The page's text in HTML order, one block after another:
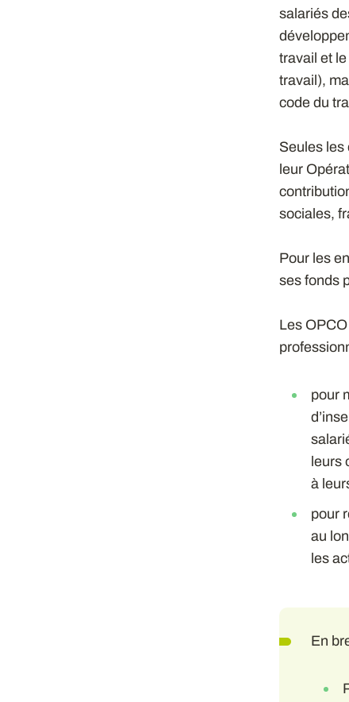
salariés
travail et
travail),
code du
Seules les
leur
sociales,
Pour les
ses fonds
Les
pour
leurs
à
pour
au
les
En